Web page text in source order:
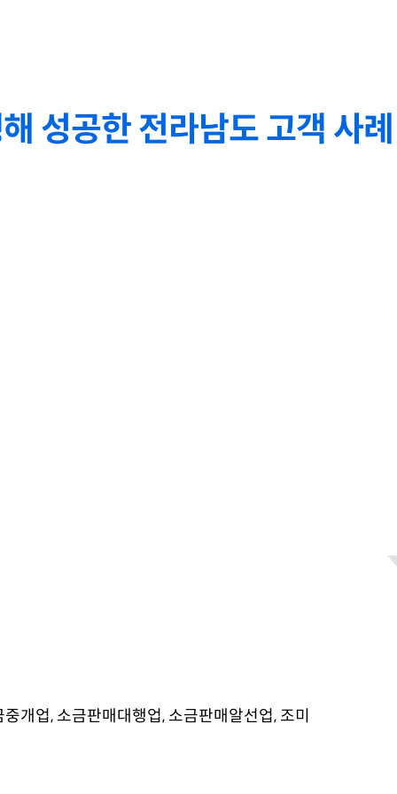
성공한 전라남도 고객 사례
개업, 소금판매대행업, 소금판매알선업, 조미